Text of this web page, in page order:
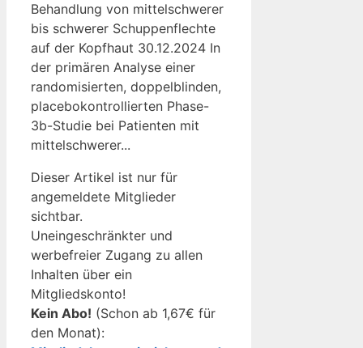
Behandlung von mittelschwerer
bis schwerer Schuppenflechte
auf der Kopfhaut 30.12.2024 In
der primären Analyse einer
randomisierten, doppelblinden,
placebokontrollierten Phase-
3b-Studie bei Patienten mit
mittelschwerer...
Dieser Artikel ist nur für
angemeldete Mitglieder
sichtbar.
Uneingeschränkter und
werbefreier Zugang zu allen
Inhalten über ein
Mitgliedskonto!
Kein Abo! (Schon ab 1,67€ für
den Monat):